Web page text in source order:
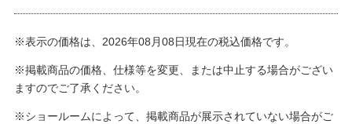
※表示の価格は、2026年08月08日現在の税込価格です。
※掲載商品の価格、仕様等を変更、または中止する場合がござい
ますのでご了承ください。
※ショールームによって、掲載商品が展示されていない場合がご